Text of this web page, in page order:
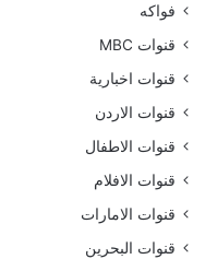
فواكه
قنوات MBC
قنوات اخبارية
قنوات الاردن
قنوات الاطفال
قنوات الافلام
قنوات الامارات
قنوات البحرين